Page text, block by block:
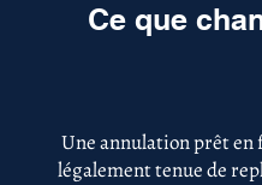
Ce que
Une annulation prêt en
légalement tenue de